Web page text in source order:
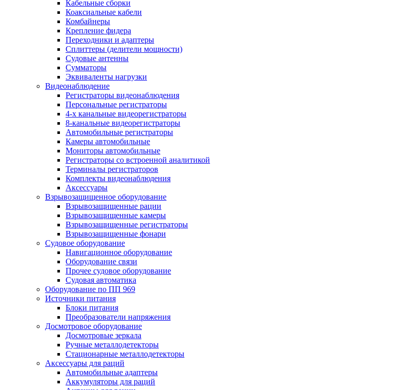
Кабельные сборки
Коаксиальные кабели
Комбайнеры
Крепление фидера
Переходники и адаптеры
Сплиттеры (делители мощности)
Судовые антенны
Сумматоры
Эквиваленты нагрузки
Видеонаблюдение
Регистраторы видеонаблюдения
Персональные регистраторы
4-х канальные видеорегистраторы
8-канальные видеорегистраторы
Автомобильные регистраторы
Камеры автомобильные
Мониторы автомобильные
Регистраторы со встроенной аналитикой
Терминалы регистраторов
Комплекты видеонаблюдения
Аксессуары
Взрывозащищенное оборудование
Взрывозащищенные рации
Взрывозащищенные камеры
Взрывозащищенные регистраторы
Взрывозащищенные фонари
Судовое оборудование
Навигационное оборудование
Оборудование связи
Прочее судовое оборудование
Судовая автоматика
Оборудование по ПП 969
Источники питания
Блоки питания
Преобразователи напряжения
Досмотровое оборудование
Досмотровые зеркала
Ручные металлодетекторы
Стационарные металлодетекторы
Аксессуары для раций
Автомобильные адаптеры
Аккумуляторы для раций